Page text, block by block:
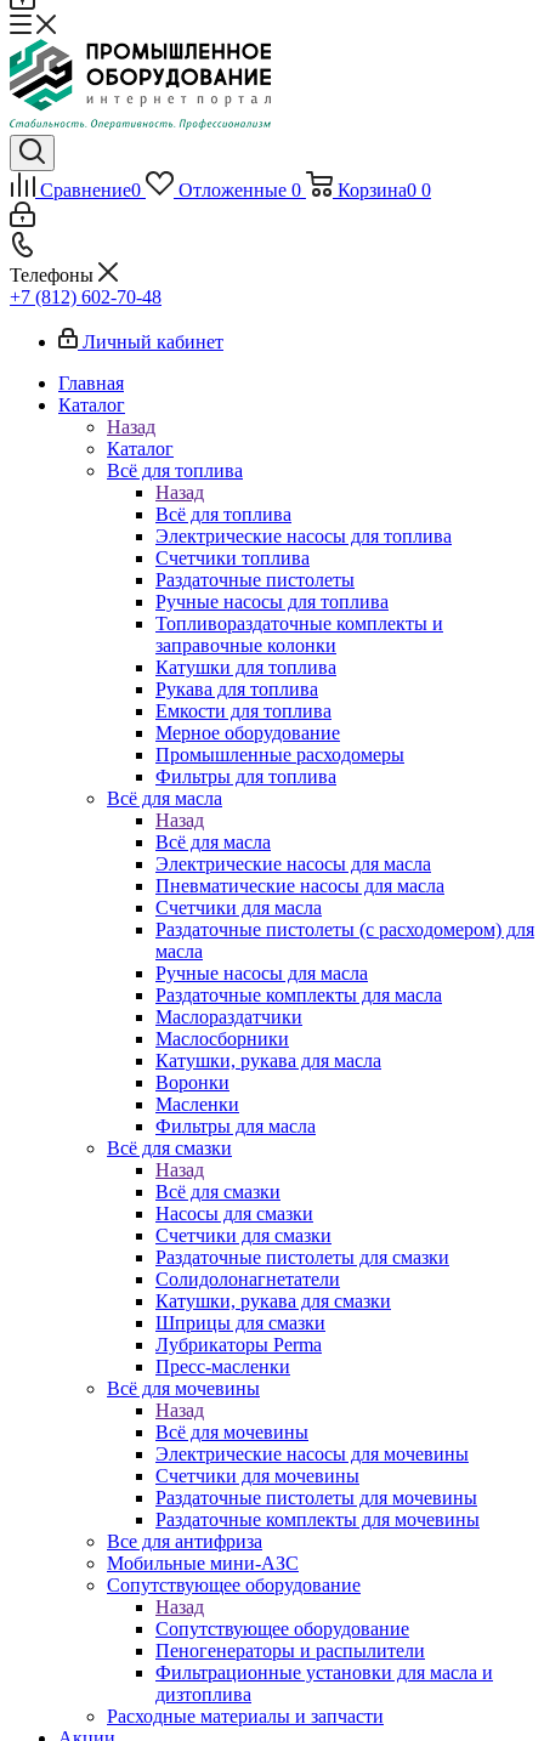
Сравнение0 Отложенные 0 Корзина0 0
Телефоны
+7 (812) 602-70-48
Личный кабинет
Главная
Каталог
Назад
Каталог
Всё для топлива
Назад
Всё для топлива
Электрические насосы для топлива
Счетчики топлива
Раздаточные пистолеты
Ручные насосы для топлива
Топливораздаточные комплекты и
заправочные колонки
Катушки для топлива
Рукава для топлива
Емкости для топлива
Мерное оборудование
Промышленные расходомеры
Фильтры для топлива
Всё для масла
Назад
Всё для масла
Электрические насосы для масла
Пневматические насосы для масла
Счетчики для масла
Раздаточные пистолеты (с расходомером) для
масла
Ручные насосы для масла
Раздаточные комплекты для масла
Маслораздатчики
Маслосборники
Катушки, рукава для масла
Воронки
Масленки
Фильтры для масла
Всё для смазки
Назад
Всё для смазки
Насосы для смазки
Счетчики для смазки
Раздаточные пистолеты для смазки
Солидолонагнетатели
Катушки, рукава для смазки
Шприцы для смазки
Лубрикаторы Perma
Пресс-масленки
Всё для мочевины
Назад
Всё для мочевины
Электрические насосы для мочевины
Счетчики для мочевины
Раздаточные пистолеты для мочевины
Раздаточные комплекты для мочевины
Все для антифриза
Мобильные мини-АЗС
Сопутствующее оборудование
Назад
Сопутствующее оборудование
Пеногенераторы и распылители
Фильтрационные установки для масла и
дизтоплива
Расходные материалы и запчасти